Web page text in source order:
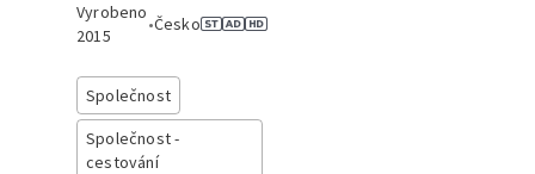
Vyrobeno
2015
•Česko
Společnost
Společnost -
cestování